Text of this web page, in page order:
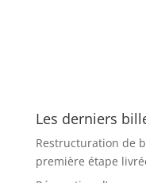
Les derniers
Restructuration de
première étape